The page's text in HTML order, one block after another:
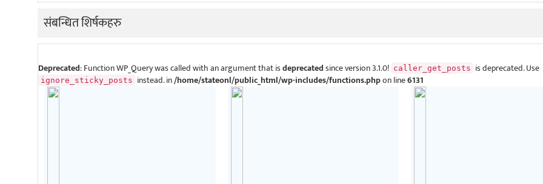
संबन्धित शिर्षकहरु
Deprecated: Function WP_Query was called with an argument that isdeprecatedsince version 3.1.0! caller_get_posts is deprecated. Use
ignore_sticky_posts instead. in/home/stateonl/public_html/wp-includes/functions.phpon line6131